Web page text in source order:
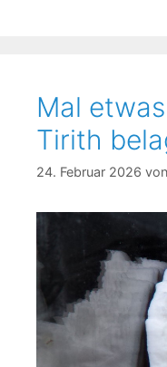
Mal
Tirith
24. Februar 2026 von